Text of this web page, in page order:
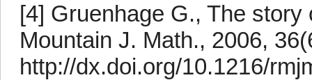
[4] Gruenhage G., The
Mountain J. Math., 2006,
http://dx.doi.org/10.1216/